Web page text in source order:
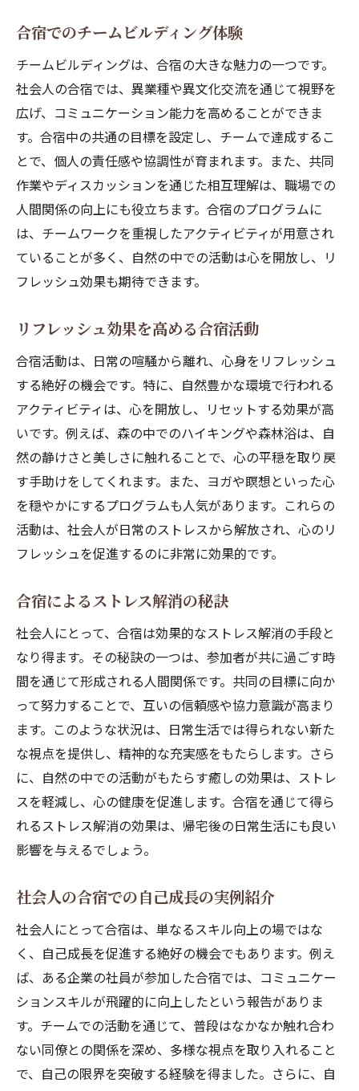
合宿後の日常生活でのモチベーション維持
法
合宿による生活の質の向上を体感する
合宿体験を日常に活かす方法
新たな活力を生む合宿後のフォローアップ
合宿後の日常に変化をもたらすポイント
忙しい社会人にとって合宿がもたらす自己研鑽
の魅力
自己研鑽に最適な合宿プログラムの選び方
合宿での自己啓発につながる活動
合宿中に得られる新たなスキルと知識
短期間で成果を得るための合宿活用法
合宿が社会人にもたらす新たな挑戦の機会
合宿で自然と共に心をリセットする特別な体験
自然合宿で心身をリフレッシュする具体的
な方法
合宿の自然体験がもたらす癒しの効果
合宿での自然とのふれあいが心に与える影
響
合宿中に自然を楽しむためのアクティビテ
ィ提案
自然に囲まれた合宿地がもたらす新たな視
点
社会人が合宿で学ぶ次のステップへの心構え
合宿を通じて次のステップを見つける方法
次のステップに向けた合宿での学び
合宿後のアクションプラン作成法
合宿で得た教訓を日常に活かす方法
次のステップに向けた合宿中の目標設定
合宿を通じて社会人が日常から解放される方法
日常のストレスから解放されるための合宿
活用法
合宿中に日常を忘れるためのテクニック
仕事のプレッシャーを和らげる合宿の取り
組み
合宿がもたらすリラクゼーションのメリッ
ト
合宿でのチームビルディング体験
チームビルディングは、合宿の大きな魅力の一つです。
社会人の合宿では、異業種や異文化交流を通じて視野を
広げ、コミュニケーション能力を高めることができま
す。合宿中の共通の目標を設定し、チームで達成するこ
とで、個人の責任感や協調性が育まれます。また、共同
作業やディスカッションを通じた相互理解は、職場での
人間関係の向上にも役立ちます。合宿のプログラムに
は、チームワークを重視したアクティビティが用意され
ていることが多く、自然の中での活動は心を開放し、リ
フレッシュ効果も期待できます。
リフレッシュ効果を高める合宿活動
合宿活動は、日常の喧騒から離れ、心身をリフレッシュ
する絶好の機会です。特に、自然豊かな環境で行われる
アクティビティは、心を開放し、リセットする効果が高
いです。例えば、森の中でのハイキングや森林浴は、自
然の静けさと美しさに触れることで、心の平穏を取り戻
す手助けをしてくれます。また、ヨガや瞑想といった心
を穏やかにするプログラムも人気があります。これらの
活動は、社会人が日常のストレスから解放され、心のリ
フレッシュを促進するのに非常に効果的です。
合宿によるストレス解消の秘訣
社会人にとって、合宿は効果的なストレス解消の手段と
なり得ます。その秘訣の一つは、参加者が共に過ごす時
間を通じて形成される人間関係です。共同の目標に向か
って努力することで、互いの信頼感や協力意識が高まり
ます。このような状況は、日常生活では得られない新た
な視点を提供し、精神的な充実感をもたらします。さら
に、自然の中での活動がもたらす癒しの効果は、ストレ
スを軽減し、心の健康を促進します。合宿を通じて得ら
れるストレス解消の効果は、帰宅後の日常生活にも良い
影響を与えるでしょう。
社会人の合宿での自己成長の実例紹介
社会人にとって合宿は、単なるスキル向上の場ではな
く、自己成長を促進する絶好の機会でもあります。例え
ば、ある企業の社員が参加した合宿では、コミュニケー
ションスキルが飛躍的に向上したという報告がありま
す。チームでの活動を通じて、普段はなかなか触れ合わ
ない同僚との関係を深め、多様な視点を取り入れること
で、自己の限界を突破する経験を得ました。さらに、自